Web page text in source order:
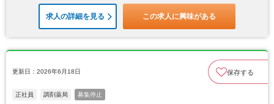
求人の詳細を見る この求人に興味がある
更新日：2026年6月18日 保存する
正社員 調剤薬局 募集停止